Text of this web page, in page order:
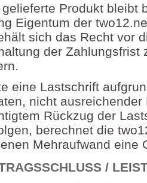
Produkt bleibt
Eigentum der
sich das Recht vor
der Zahlungsfrist
eine Lastschrift
nicht
Rückzug der
berechnet die
Mehraufwand eine
/